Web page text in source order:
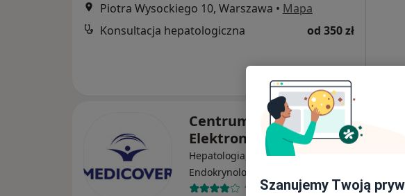
Piotra Wysockiego 10, Warszawa • Mapa
Konsultacja hepatologiczna
od 350 zł
Centrum Medicover
Elektronowa
Hepatologia, Elektroradiologia,
Endokrynologia
13 opinii
Szanujemy Twoją